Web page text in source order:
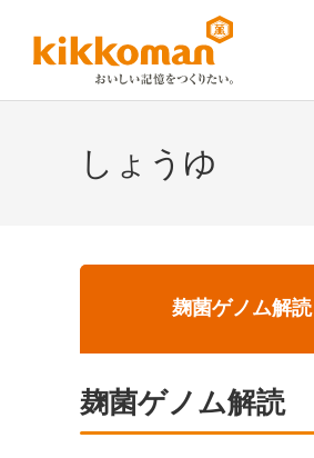
しょうゆ
麹菌ゲノム解読
麹菌ゲノム解読